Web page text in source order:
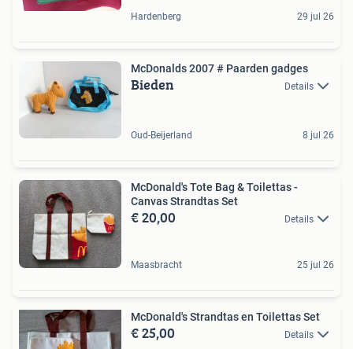
Hardenberg 29 jul 26
McDonalds 2007 # Paarden gadges
Bieden Details
Oud-Beijerland 8 jul 26
McDonald's Tote Bag & Toilettas -
Canvas Strandtas Set
€ 20,00 Details
Maasbracht 25 jul 26
McDonald's Strandtas en Toilettas Set
€ 25,00 Details